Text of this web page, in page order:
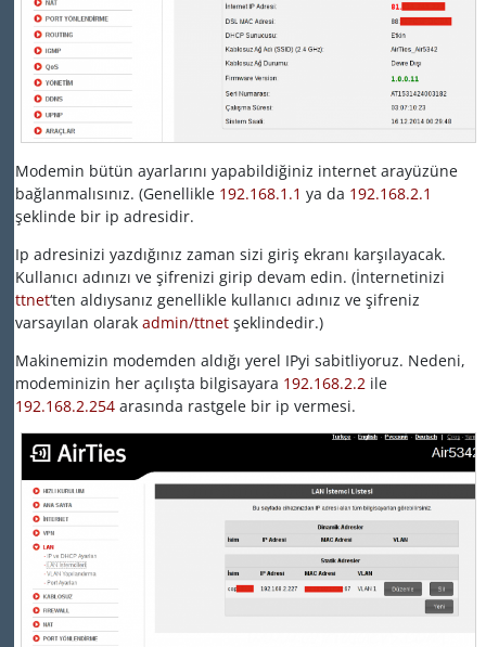
Modemin bütün ayarlarını yapabildiğiniz internet arayüzüne
bağlanmalısınız. (Genellikle 192.168.1.1 ya da 192.168.2.1
şeklinde bir ip adresidir.
Ip adresinizi yazdığınız zaman sizi giriş ekranı karşılayacak.
Kullanıcı adınızı ve şifrenizi girip devam edin. (İnternetinizi
ttnet‘ten aldıysanız genellikle kullanıcı adınız ve şifreniz
varsayılan olarak admin/ttnet şeklindedir.)
Makinemizin modemden aldığı yerel IPyi sabitliyoruz. Nedeni,
modeminizin her açılışta bilgisayara 192.168.2.2 ile
192.168.2.254 arasında rastgele bir ip vermesi.